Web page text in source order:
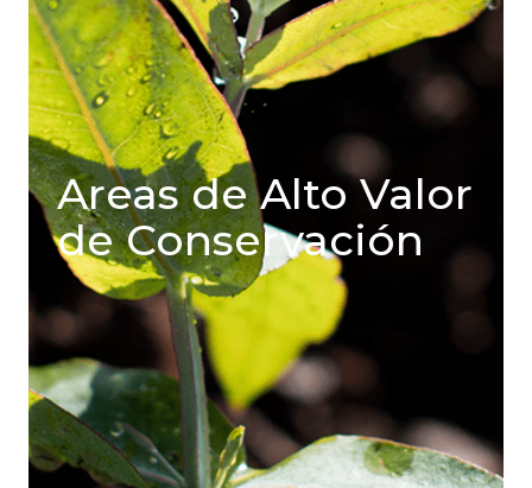
Areas de Alto Valor
de Conservación